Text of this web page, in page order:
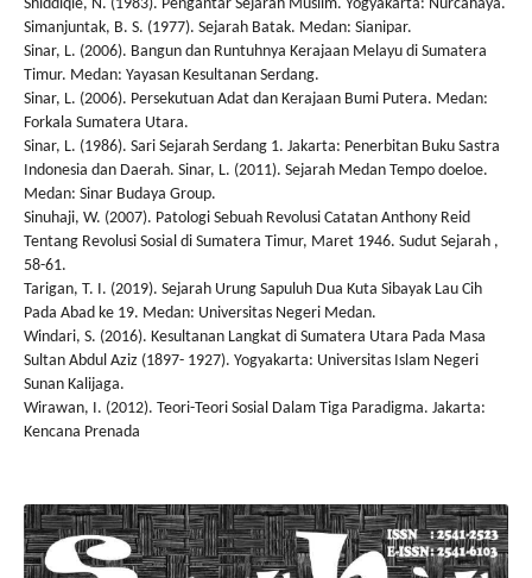
Shiddiqie, N. (1983). Pengantar Sejarah Muslim. Yogyakarta: Nurcahaya.
Simanjuntak, B. S. (1977). Sejarah Batak. Medan: Sianipar.
Sinar, L. (2006). Bangun dan Runtuhnya Kerajaan Melayu di Sumatera
Timur. Medan: Yayasan Kesultanan Serdang.
Sinar, L. (2006). Persekutuan Adat dan Kerajaan Bumi Putera. Medan:
Forkala Sumatera Utara.
Sinar, L. (1986). Sari Sejarah Serdang 1. Jakarta: Penerbitan Buku Sastra
Indonesia dan Daerah. Sinar, L. (2011). Sejarah Medan Tempo doeloe.
Medan: Sinar Budaya Group.
Sinuhaji, W. (2007). Patologi Sebuah Revolusi Catatan Anthony Reid
Tentang Revolusi Sosial di Sumatera Timur, Maret 1946. Sudut Sejarah ,
58-61.
Tarigan, T. I. (2019). Sejarah Urung Sapuluh Dua Kuta Sibayak Lau Cih
Pada Abad ke 19. Medan: Universitas Negeri Medan.
Windari, S. (2016). Kesultanan Langkat di Sumatera Utara Pada Masa
Sultan Abdul Aziz (1897- 1927). Yogyakarta: Universitas Islam Negeri
Sunan Kalijaga.
Wirawan, I. (2012). Teori-Teori Sosial Dalam Tiga Paradigma. Jakarta:
Kencana Prenada